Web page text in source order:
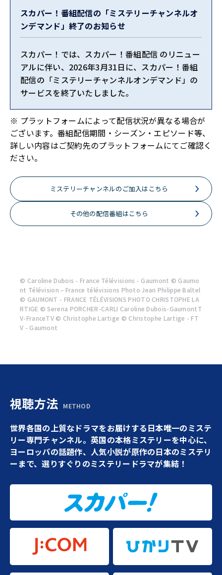
アート・オブ・クライム 美術犯罪捜査班
配信中（2026.07.31 - 2026.08.30）
アート・オブ・クライム 美術犯罪捜査班
（シーズン9） 第1話
配信中（2026.07.31 - 2026.08.30）
アート・オブ・クライム 美術犯罪捜査班
（シーズン9） 第2話
（シーズン9） 第3話
配信中（2026.07.31 - 2026.08.30）
スカパー！番組配信の「ミステリーチャンネルオ
ンデマンド」終了のお知らせ
スカパー！では、スカパー！番組配信 のリニュー
アルに伴い、2026年3月31日に、スカパー！番組
配信の「ミステリーチャンネルオンデマンド」の
サービスを終了いたしました。
※ プラットフォームによって配信状況が異なる場合が
ございます。番組配信期間・シーズン・エピソード等、
詳しい内容はご契約先のプラットフォームにてご確認く
ださい。
ミステリーチャンネルのご加入はこちら
その他の配信番組はこちら
© Caroline Dubois - France Télévisions - Gaumont © Gaumo
nt Télévision – France télévisions Photo Jean Philippe Baltel
© GAUMONT - FRANCE TÉLÉVISIONS PHOTO CHRISTOPHE LA
RTIGE © Serena PORCHER-CARLI Caroline Dubois-GaumontT
V-FranceTV © Christophe Lartige © Christophe Lartige - FT
V - Gaumont
視聴方法 METHOD
世界各国の上質なドラマをお届けする日本唯一のミステ
リー専門チャンネル。英国の本格ミステリーを中心に、
ヨーロッパの話題作、人気小説が原作の日本のミステリ
ーまで、選りすぐりのミステリードラマが集結！